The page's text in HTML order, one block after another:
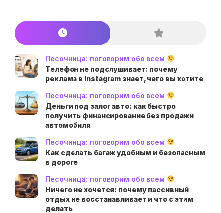
Песочница: поговорим обо всем
Телефон не подслушивает: почему
реклама в Instagram знает, чего вы хотите
Песочница: поговорим обо всем
Деньги под залог авто: как быстро
получить финансирование без продажи
автомобиля
Песочница: поговорим обо всем
Как сделать багаж удобным и безопасным
в дороге
Песочница: поговорим обо всем
Ничего не хочется: почему пассивный
отдых не восстанавливает и что с этим
делать